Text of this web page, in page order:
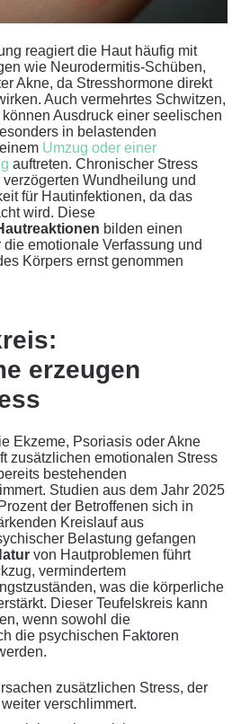
reagiert die Haut häufig mit
wie Neurodermitis-Schüben,
Akne, da Stresshormone direkt
Auch vermehrtes Schwitzen,
Ausdruck einer seelischen
in belastenden
Umzug oder einer
auftreten. Chronischer Stress
Wundheilung und
für Hautinfektionen, da das
wird. Diese
bilden einen
emotionale Verfassung und
Körpers ernst genommen
erzeugen
Ekzeme, Psoriasis oder Akne
zusätzlichen emotionalen Stress
bestehenden
Studien aus dem Jahr 2025
der Betroffenen sich in
Kreislauf aus
Belastung gefangen
von Hautproblemen führt
vermindertem
was die körperliche
Dieser Teufelskreis kann
wenn sowohl die
die psychischen Faktoren
zusätzlichen Stress, der
verschlimmert.